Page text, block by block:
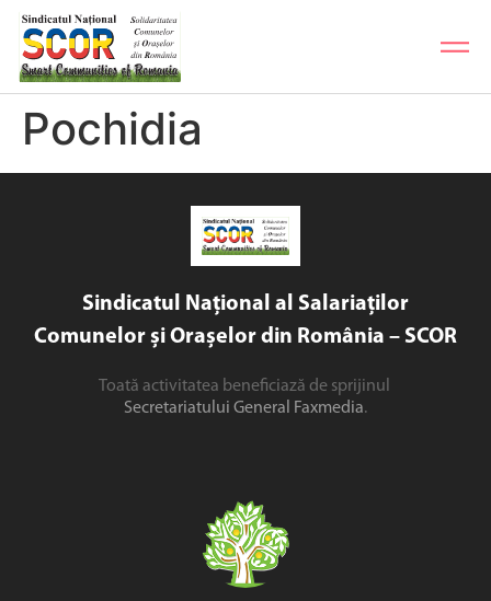
Pochidia
Sindicatul Național al Salariaților
Comunelor și Orașelor din România – SCOR
Toată activitatea beneficiază de sprijinul
Secretariatului General Faxmedia.